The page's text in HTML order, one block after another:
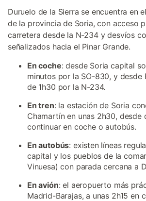
Duruelo de la Sierra se encuentra en
de la provincia de Soria, con acceso
carretera desde la N-234 y desvíos
señalizados hacia el Pinar Grande.
En coche: desde Soria capital
minutos por la SO-830, y desde
de 1h30 por la N-234.
En tren: la estación de Soria
Chamartín en unas 2h30, desde
continuar en coche o autobús.
En autobús: existen líneas
capital y los pueblos de la
Vinuesa) con parada cercana a
En avión: el aeropuerto más
Madrid-Barajas, a unas 2h15 en